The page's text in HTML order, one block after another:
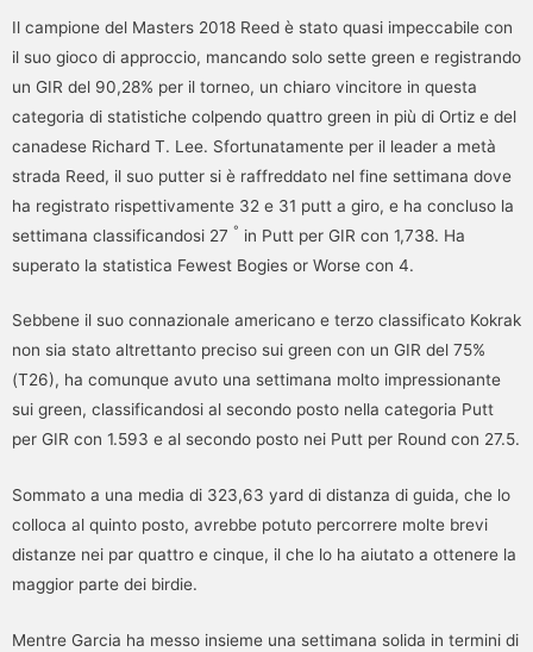
Il campione del Masters 2018 Reed è stato quasi impeccabile con
il suo gioco di approccio, mancando solo sette green e registrando
un GIR del 90,28% per il torneo, un chiaro vincitore in questa
categoria di statistiche colpendo quattro green in più di Ortiz e del
canadese Richard T. Lee. Sfortunatamente per il leader a metà
strada Reed, il suo putter si è raffreddato nel fine settimana dove
ha registrato rispettivamente 32 e 31 putt a giro, e ha concluso la
settimana classificandosi 27 ° in Putt per GIR con 1,738. Ha
superato la statistica Fewest Bogies or Worse con 4.
Sebbene il suo connazionale americano e terzo classificato Kokrak
non sia stato altrettanto preciso sui green con un GIR del 75%
(T26), ha comunque avuto una settimana molto impressionante
sui green, classificandosi al secondo posto nella categoria Putt
per GIR con 1.593 e al secondo posto nei Putt per Round con 27.5.
Sommato a una media di 323,63 yard di distanza di guida, che lo
colloca al quinto posto, avrebbe potuto percorrere molte brevi
distanze nei par quattro e cinque, il che lo ha aiutato a ottenere la
maggior parte dei birdie.
Mentre Garcia ha messo insieme una settimana solida in termini di